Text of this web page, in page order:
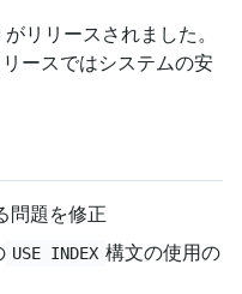
リリースされました。
ースではシステムの安
問題を修正
USE INDEX 構文の使用の